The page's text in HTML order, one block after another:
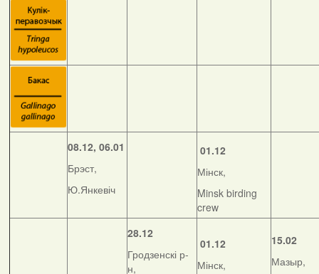
08.12, 06.01
Брэст,
Ю.Янкевіч
01.12
Мінск,
Minsk birding
crew
28.12
Гродзенскі р-
н,
01.12
Мінск,
15.02
Мазыр,